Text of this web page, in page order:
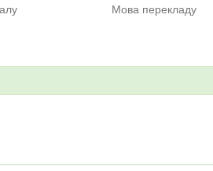
Мова перекладу